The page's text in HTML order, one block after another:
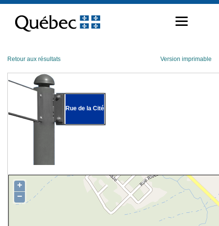
contenu
Retour aux résultats Version imprimable
Rue de la Cité
+
−